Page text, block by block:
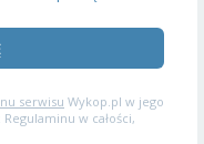
serwisu Wykop.pl w jego
w całości,